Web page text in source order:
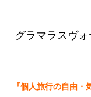
グラマラスヴ
『個人旅行の自由・